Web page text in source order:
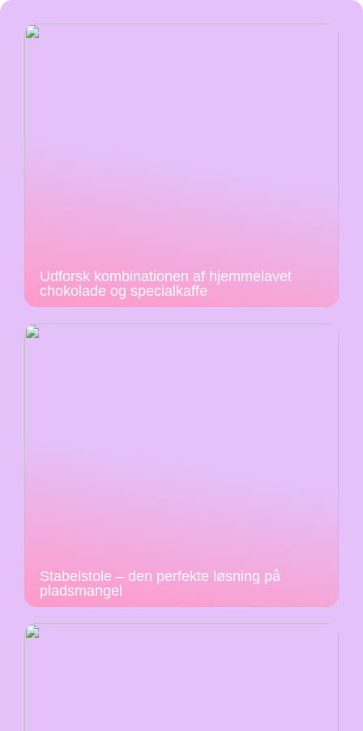
Udforsk kombinationen af hjemmelavet
chokolade og specialkaffe
Stabelstole – den perfekte løsning på
pladsmangel